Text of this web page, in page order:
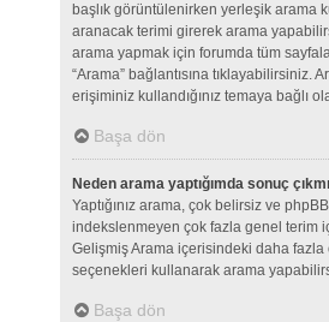
başlık görüntülenirken yerleşik arama
aranacak terimi girerek arama
arama yapmak için forumda tüm
“Arama” bağlantısına tıklayabilirsiniz.
erişiminiz kullandığınız temaya bağlı
Başa dön
Neden arama yaptığımda sonuç
Yaptığınız arama, çok belirsiz ve
indekslenmeyen çok fazla genel terim
Gelişmiş Arama içerisindeki daha fazla
seçenekleri kullanarak arama
Başa dön